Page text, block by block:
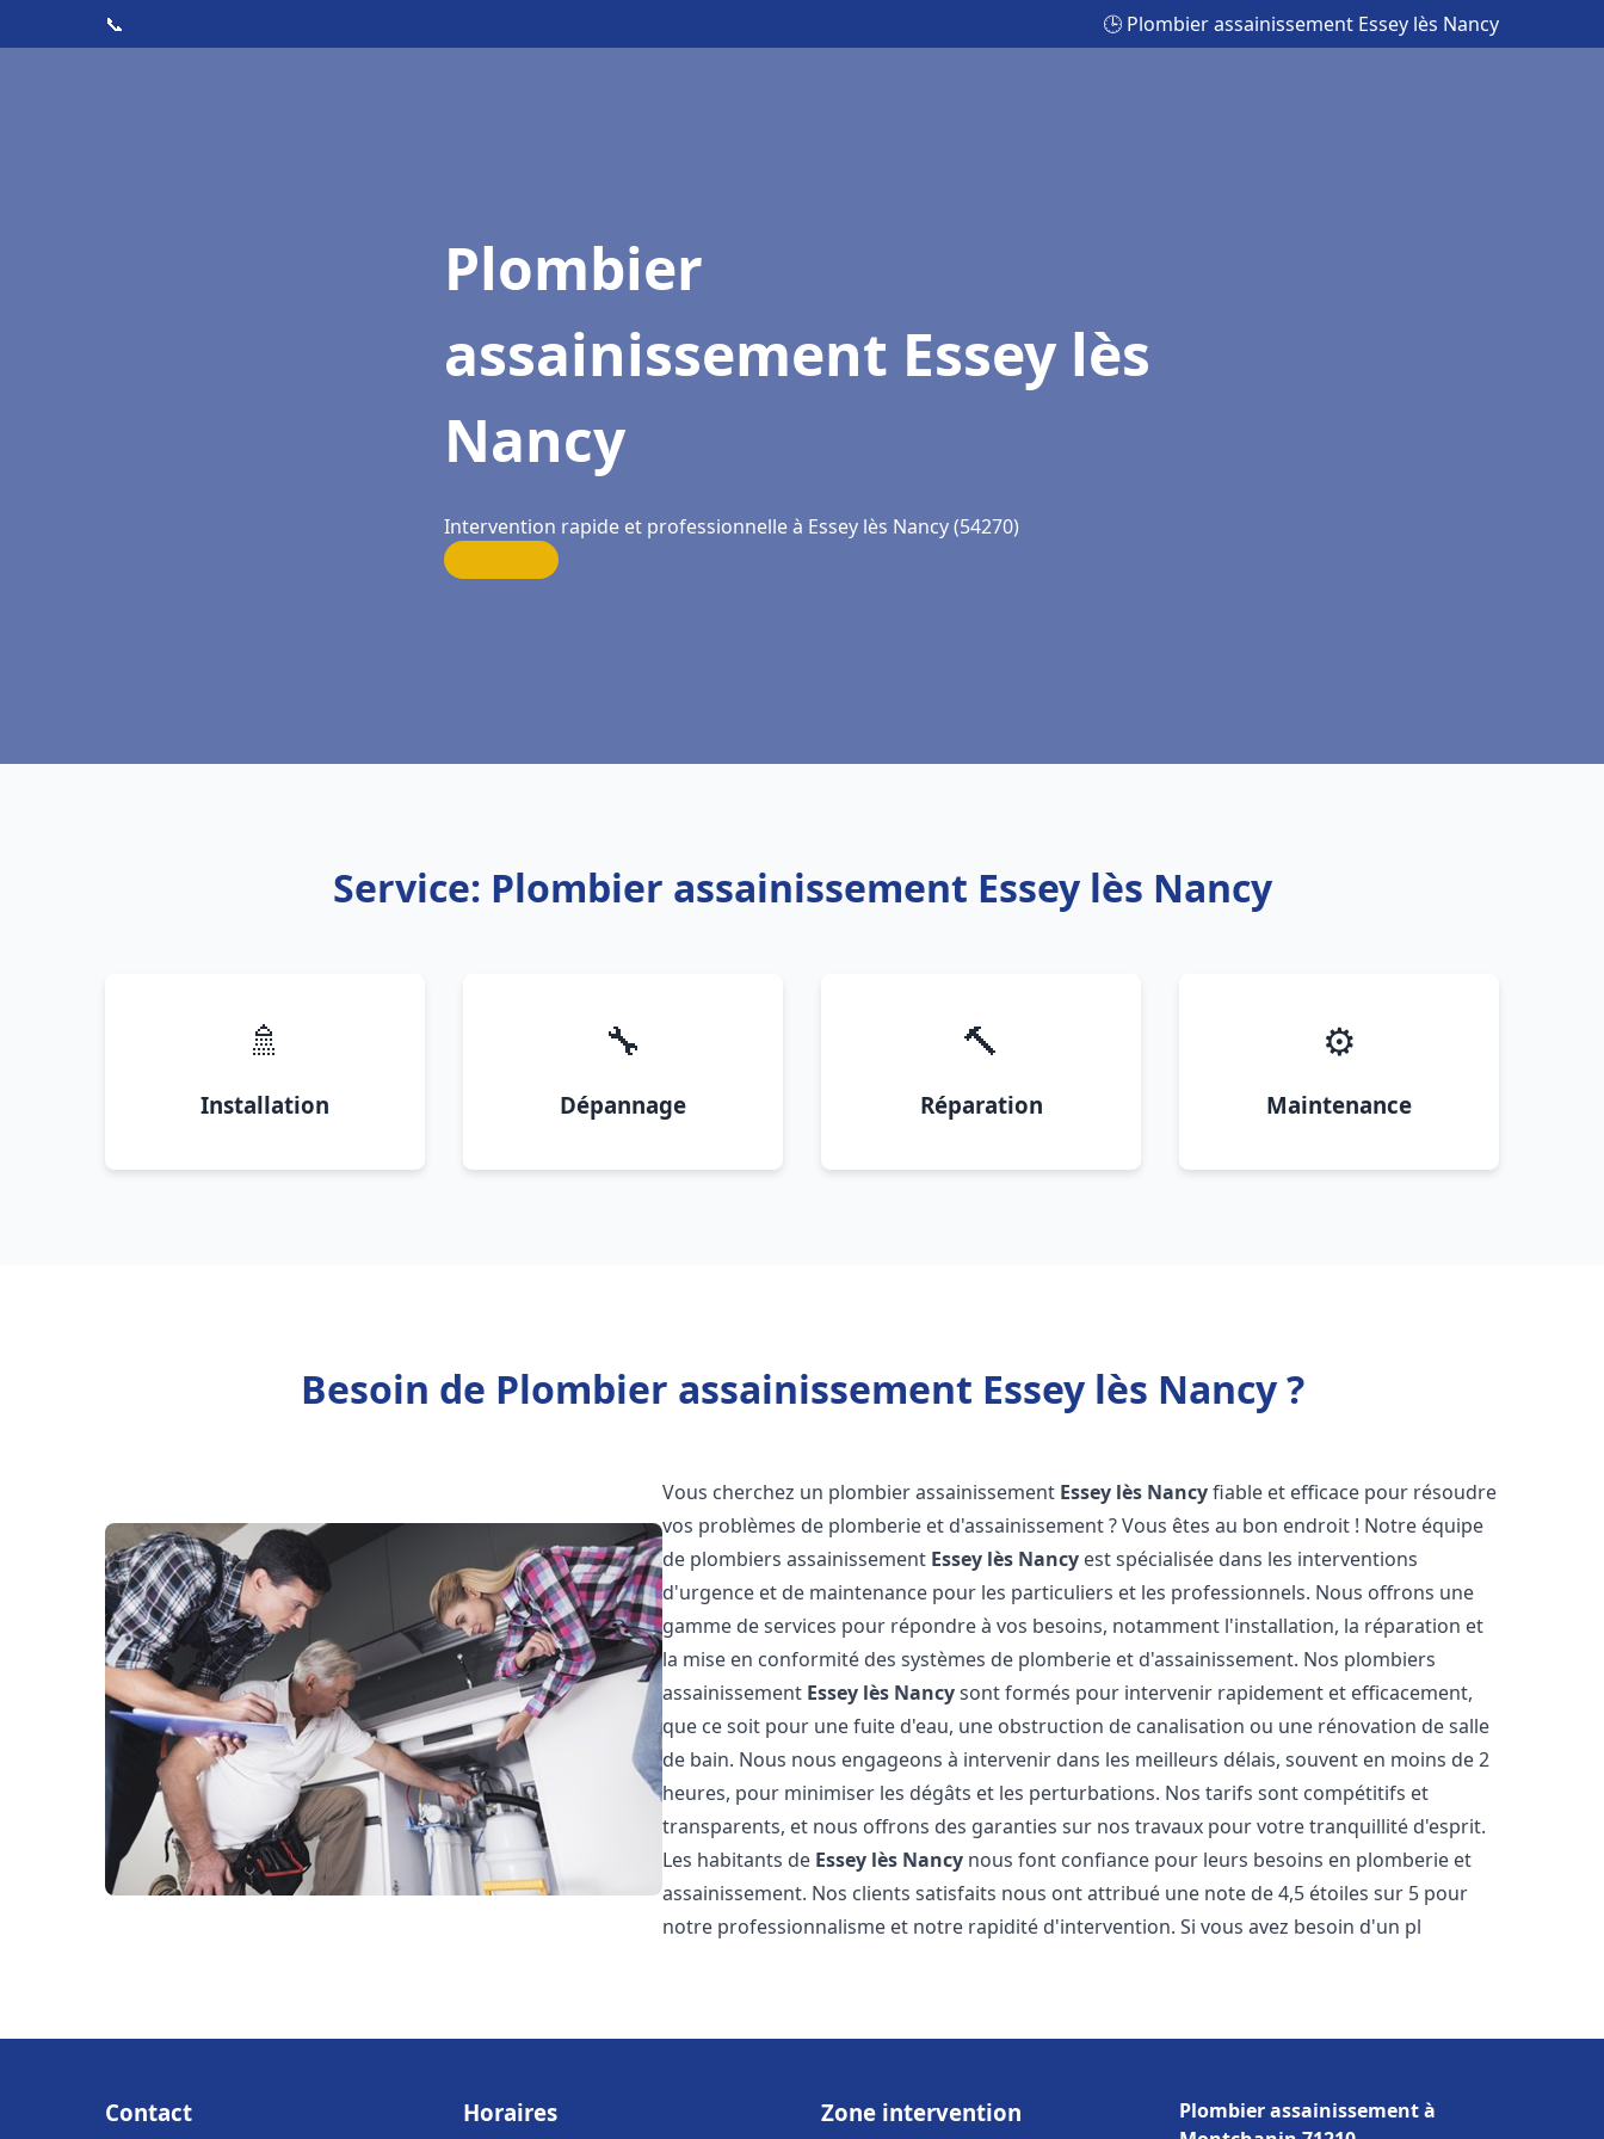
📞 🕒 Plombier assainissement Essey lès Nancy
Plombier
assainissement Essey lès
Nancy
Intervention rapide et professionnelle à Essey lès Nancy (54270)
Service: Plombier assainissement Essey lès Nancy
🚿
Installation
🔧
Dépannage
🔨
Réparation
⚙️
Maintenance
Besoin de Plombier assainissement Essey lès Nancy ?
Vous cherchez un plombier assainissement Essey lès Nancyfiable et efficace pour résoudre
vos problèmes de plomberie et d'assainissement ? Vous êtes au bon endroit ! Notre équipe
de plombiers assainissement Essey lès Nancy est spécialisée dans les interventions
d'urgence et de maintenance pour les particuliers et les professionnels. Nous offrons une
gamme de services pour répondre à vos besoins, notamment l'installation, la réparation et
la mise en conformité des systèmes de plomberie et d'assainissement. Nos plombiers
assainissement Essey lès Nancysont formés pour intervenir rapidement et efficacement,
que ce soit pour une fuite d'eau, une obstruction de canalisation ou une rénovation de salle
de bain. Nous nous engageons à intervenir dans les meilleurs délais, souvent en moins de 2
heures, pour minimiser les dégâts et les perturbations. Nos tarifs sont compétitifs et
transparents, et nous offrons des garanties sur nos travaux pour votre tranquillité d'esprit.
Les habitants de Essey lès Nancy nous font confiance pour leurs besoins en plomberie et
assainissement. Nos clients satisfaits nous ont attribué une note de 4,5 étoiles sur 5 pour
notre professionnalisme et notre rapidité d'intervention. Si vous avez besoin d'un pl
Contact Horaires Zone intervention
Plombier assainissement à